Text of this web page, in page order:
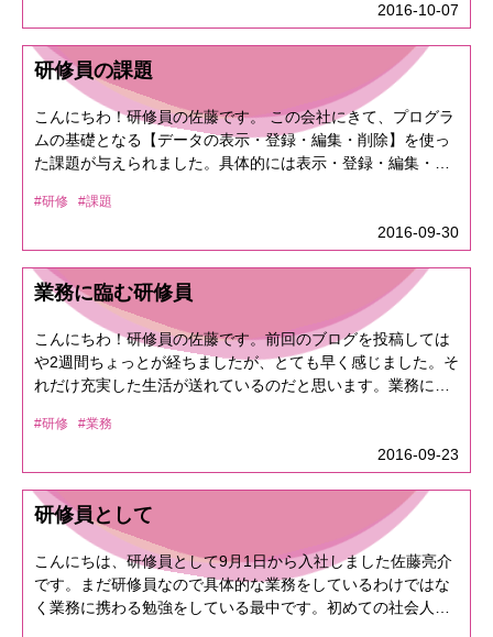
「class="form-control"」を追加してやるだけだと、画面いっ
ぱいに入力フォームが伸びてしまうので、今回は幅を指定し
てやるために使いました。 ・テーブルの変え方 テーブル ■
デフォルトテーブル amazon android apple アンカー 銀行 双
眼鏡 自転車 バイク 自動車 ■Bootstrapテーブル amazon
android apple アンカー 銀行 双眼鏡 自転車 バイク 自動車 表
示画面がこちら tableタグに 「class="table table-
比較しやすいようbootstrapのテーブルと同じにするため
widthとheightを入れていますが、bootstrapは先程のグリッド
システムでその幅にあったテーブルのwidthを自動で設定して
くれます。 widthとheightを入れてやれば違いはパッとしま
せんがbootstrapにはデフォルトにはない機能が存在しま
す！ ・ストライプ tableタグに「class="table table-
bordered table-striped"」を追加してやります。 ■Bootstrap
テーブル ストライプ amazon android apple アンカー 銀行
双眼鏡 自転車 バイク 自動車 表示画面がこちら 行毎に背
す！ ・ホバー tableタグに「class="table table-
自転車 バイク 自動車 表示画面がこちら カーソルをあわ
せた行のみ背景の色を自動で変えてくれます！・ボタンの変
え方 buttonタグに 「class="btn"」 を追加します。後ろに
「btn-primary」を追加してやることでボタンの色を青色に変
えることができます。 他の色の種類は 青：btn-primary
白：btn-default 赤：btn-danger 緑：btn-success 水色：
た。このページを使用する第三者の目線で考え、改めて自分
のイメージを見直してみたところ、無駄な要素の多いとても
不親切な設計になっていたと気付きました。課題をこなすと
同時に今まで自分がいかに何も感じずにインターネットを使
っていたかと思い知らされました・・・「ここはこうしたら
もっとよくなるんじゃないかな」ということを常に考えてい
ればこのようなことはなかったと思います。社会に出てたば
かりの自分にとって、まだまだこのようなことはたくさん出
てくると思います。しかし、社訓の一つに「失敗(ミス)を恐
だから今回のこれも「良い経験」として今後の仕事に活かせ
るように頑張りたいです！
2016-10-07
研修員の課題
こんにちわ！研修員の佐藤です。 この会社にきて、プログラ
ムの基礎となる【データの表示・登録・編集・削除】を使っ
た課題が与えられました。具体的には表示・登録・編集・削
と言いますと一番にシステム屋として基礎となるデータベー
スの操作を覚えるためです。データベースとは簡単に言うと
データを整理して入れられる入れ物のようなものです。そし
てそれ以外にも作るうえで住所録そのもの以外のこともいろ
いろ学ばせていただきました。・コードの書き方自分の今ま
で書いてたコードは自分だけがわかっていればよいと適当に
書いていました。だけど、プログラムを一人で書くことはあ
まりないため、ほかの人にも理解してもらう必要がありま
す。例えば適当な変数にしてしまうと他人が見たときに分か
ってもらえない可能性が高いです。しかし、コメントを残し
えます。・バリデーションここではデータのバリデーション
で、入力されたデータがあらかじめ規定された条件や仕様、
形式などに適合しているかどうか検証・確認をしてくれま
す。例えば僕が使った機能として、どんなデータ（空欄でさ
えも）でも登録されていったらきりがないので入力必須（空
欄では登録されない）の機能や、入力したメールアドレスの
書き方が正しいかどうかを判断してくれる機能などがありま
#研修 #課題
2016-09-30
業務に臨む研修員
こんにちわ！研修員の佐藤です。前回のブログを投稿しては
や2週間ちょっとが経ちましたが、とても早く感じました。そ
れだけ充実した生活が送れているのだと思います。業務に携
わりながら実務の動作チェックや修正業務などをさせてもら
ってます。システムはシビアなのでチェックや修正が多く地
道な作業ですが、業務をするうえで必須であり何より今やっ
ておけば基礎となってくるので、気を抜かず精一杯精進しま
す！！弊社は、一人の時間よりみんなの時間を大切にしよう
ということで報連相(ホウレンソウ)はとても大切だと学びま
した。どんな業務にも人数(マンパワー)をかけて、非効率的
に業務をするよりも機械的に出来る所はシステムを作り機械
へ。人間にしか出来ない事を人間でと報連相をしていれば、
#研修 #業務
2016-09-23
研修員として
こんにちは、研修員として9月1日から入社しました佐藤亮介
です。まだ研修員なので具体的な業務をしているわけではな
く業務に携わる勉強をしている最中です。初めての社会人を